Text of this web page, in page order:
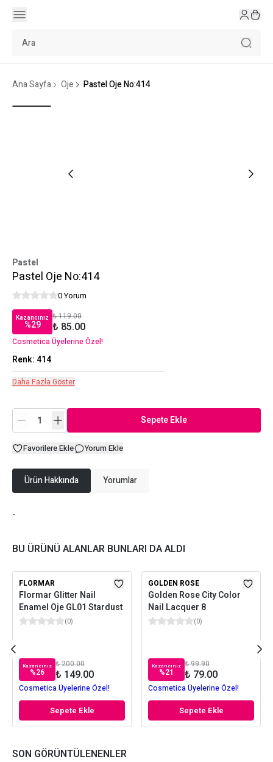
Ana Sayfa Oje Pastel Oje No:414
Pastel
Pastel Oje No:414
0 Yorum
Kazancınız
%29
₺ 119.00
₺ 85.00
Cosmetica Üyelerine Özel!
Renk: 414
Daha Fazla Göster
Sepete Ekle
Favorilere Ekle Yorum Ekle
Ürün Hakkında Yorumlar
-
BU ÜRÜNÜ ALANLAR BUNLARI DA ALDI
FLORMAR
Flormar Glitter Nail
Enamel Oje GL01 Stardust
(0)
Kazancınız
%26
₺ 200.00
₺ 149.00
Cosmetica Üyelerine Özel!
Sepete Ekle
GOLDEN ROSE
Golden Rose City Color
Nail Lacquer 8
(0)
Kazancınız
%21
₺ 99.90
₺ 79.00
Cosmetica Üyelerine Özel!
Sepete Ekle
SON GÖRÜNTÜLENENLER